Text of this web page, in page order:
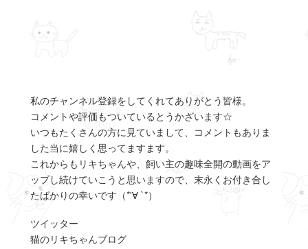
私のチャンネル登録をしてくれてありがとう皆様。
コメントや評価もついているとうかざいます☆
いつもたくさんの方に見ていまして、コメントもありま
した当に嬉しく思ってますます。
これからもリキちゃんや、飼い主の趣味全開の動画をア
ップし続けていこうと思いますので、末永くお付き合し
たばかりの幸いです（*'∀ `*）
ツイッター
猫のリキちゃんブログ